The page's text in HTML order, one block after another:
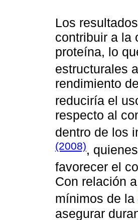
Los
contribuir a la
proteína, lo
estructurales
rendimiento
reduciría el
respecto al
dentro de los
(2008),
favorecer el
Con relación
mínimos de la
asegurar